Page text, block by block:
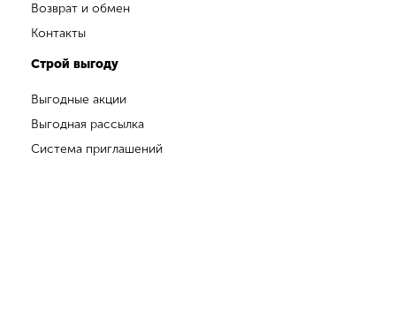
Возврат и обмен
Контакты
Строй выгоду
Выгодные акции
Выгодная рассылка
Система приглашений